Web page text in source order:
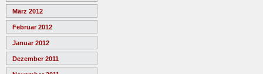
März 2012
Februar 2012
Januar 2012
Dezember 2011